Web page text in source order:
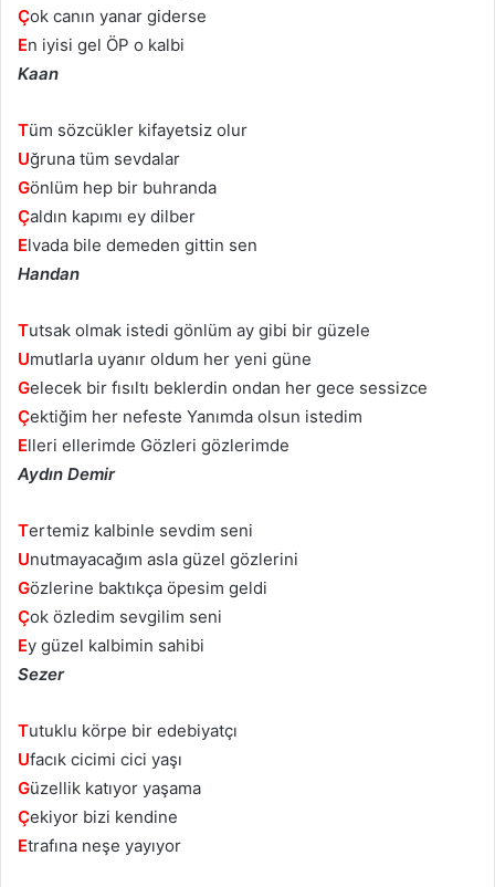
Çok canın yanar giderse
En iyisi gel ÖP o kalbi
Kaan
Tüm sözcükler kifayetsiz olur
Uğruna tüm sevdalar
Gönlüm hep bir buhranda
Çaldın kapımı ey dilber
Elvada bile demeden gittin sen
Handan
Tutsak olmak istedi gönlüm ay gibi bir güzele
Umutlarla uyanır oldum her yeni güne
Gelecek bir fısıltı beklerdin ondan her gece sessizce
Çektiğim her nefeste Yanımda olsun istedim
Elleri ellerimde Gözleri gözlerimde
Aydın Demir
Tertemiz kalbinle sevdim seni
Unutmayacağım asla güzel gözlerini
Gözlerine baktıkça öpesim geldi
Çok özledim sevgilim seni
Ey güzel kalbimin sahibi
Sezer
Tutuklu körpe bir edebiyatçı
Ufacık cicimi cici yaşı
Güzellik katıyor yaşama
Çekiyor bizi kendine
Etrafına neşe yayıyor